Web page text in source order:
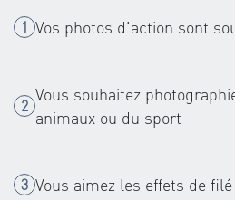
Vos photos d'action sont
Vous souhaitez
animaux ou du sport
Vous aimez les effets de filé